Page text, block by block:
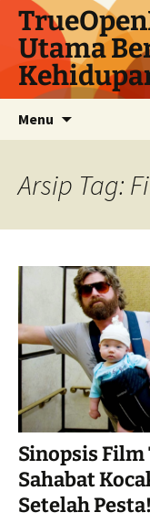
Langsung
Utama
Menu
Arsip Tag:
Sinopsis Film
Sahabat
Setelah Pesta!